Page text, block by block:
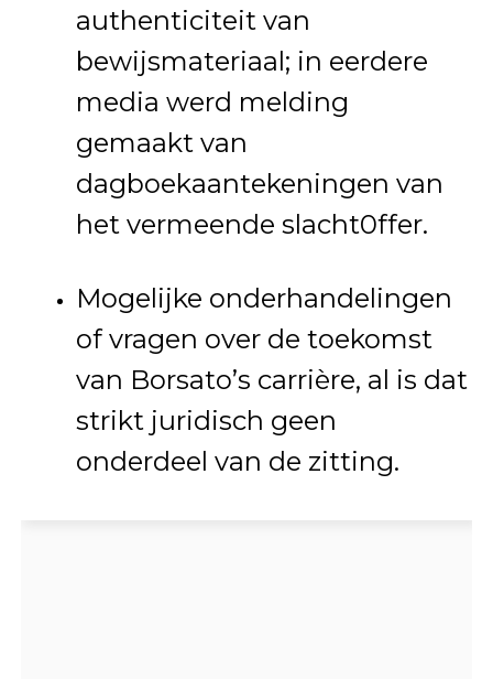
authenticiteit van
bewijsmateriaal; in eerdere
media werd melding
gemaakt van
dagboekaantekeningen van
het vermeende slacht0ffer.
Mogelijke onderhandelingen
of vragen over de toekomst
van Borsato’s carrière, al is dat
strikt juridisch geen
onderdeel van de zitting.